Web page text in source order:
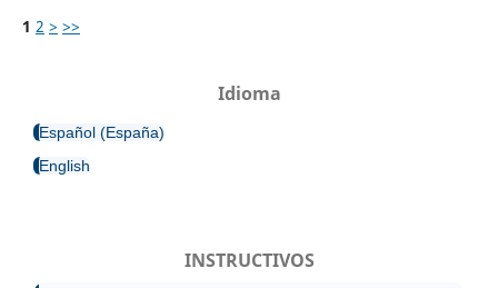
1 2 > >>
Idioma
Español (España)
English
INSTRUCTIVOS